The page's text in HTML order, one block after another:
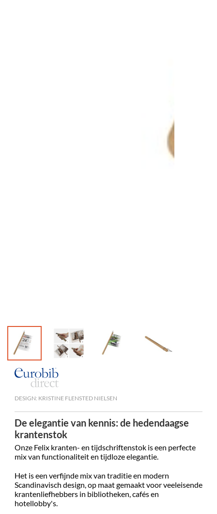
DESIGN: KRISTINE FLENSTED NIELSEN
De elegantie van kennis: de hedendaagse
krantenstok
Onze Felix kranten- en tijdschriftenstok is een perfecte
mix van functionaliteit en tijdloze elegantie.
Het is een verfijnde mix van traditie en modern
Scandinavisch design, op maat gemaakt voor veeleisende
krantenliefhebbers in bibliotheken, cafés en
hotellobby's.